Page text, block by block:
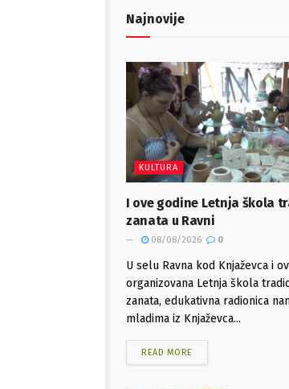
Najnovije
KULTURA
I ove godine Letnja škola
zanata u Ravni
08/08/2026 0
U selu Ravna kod Knjaževca i
organizovana Letnja škola
zanata, edukativna radionica
mladima iz Knjaževca...
READ MORE